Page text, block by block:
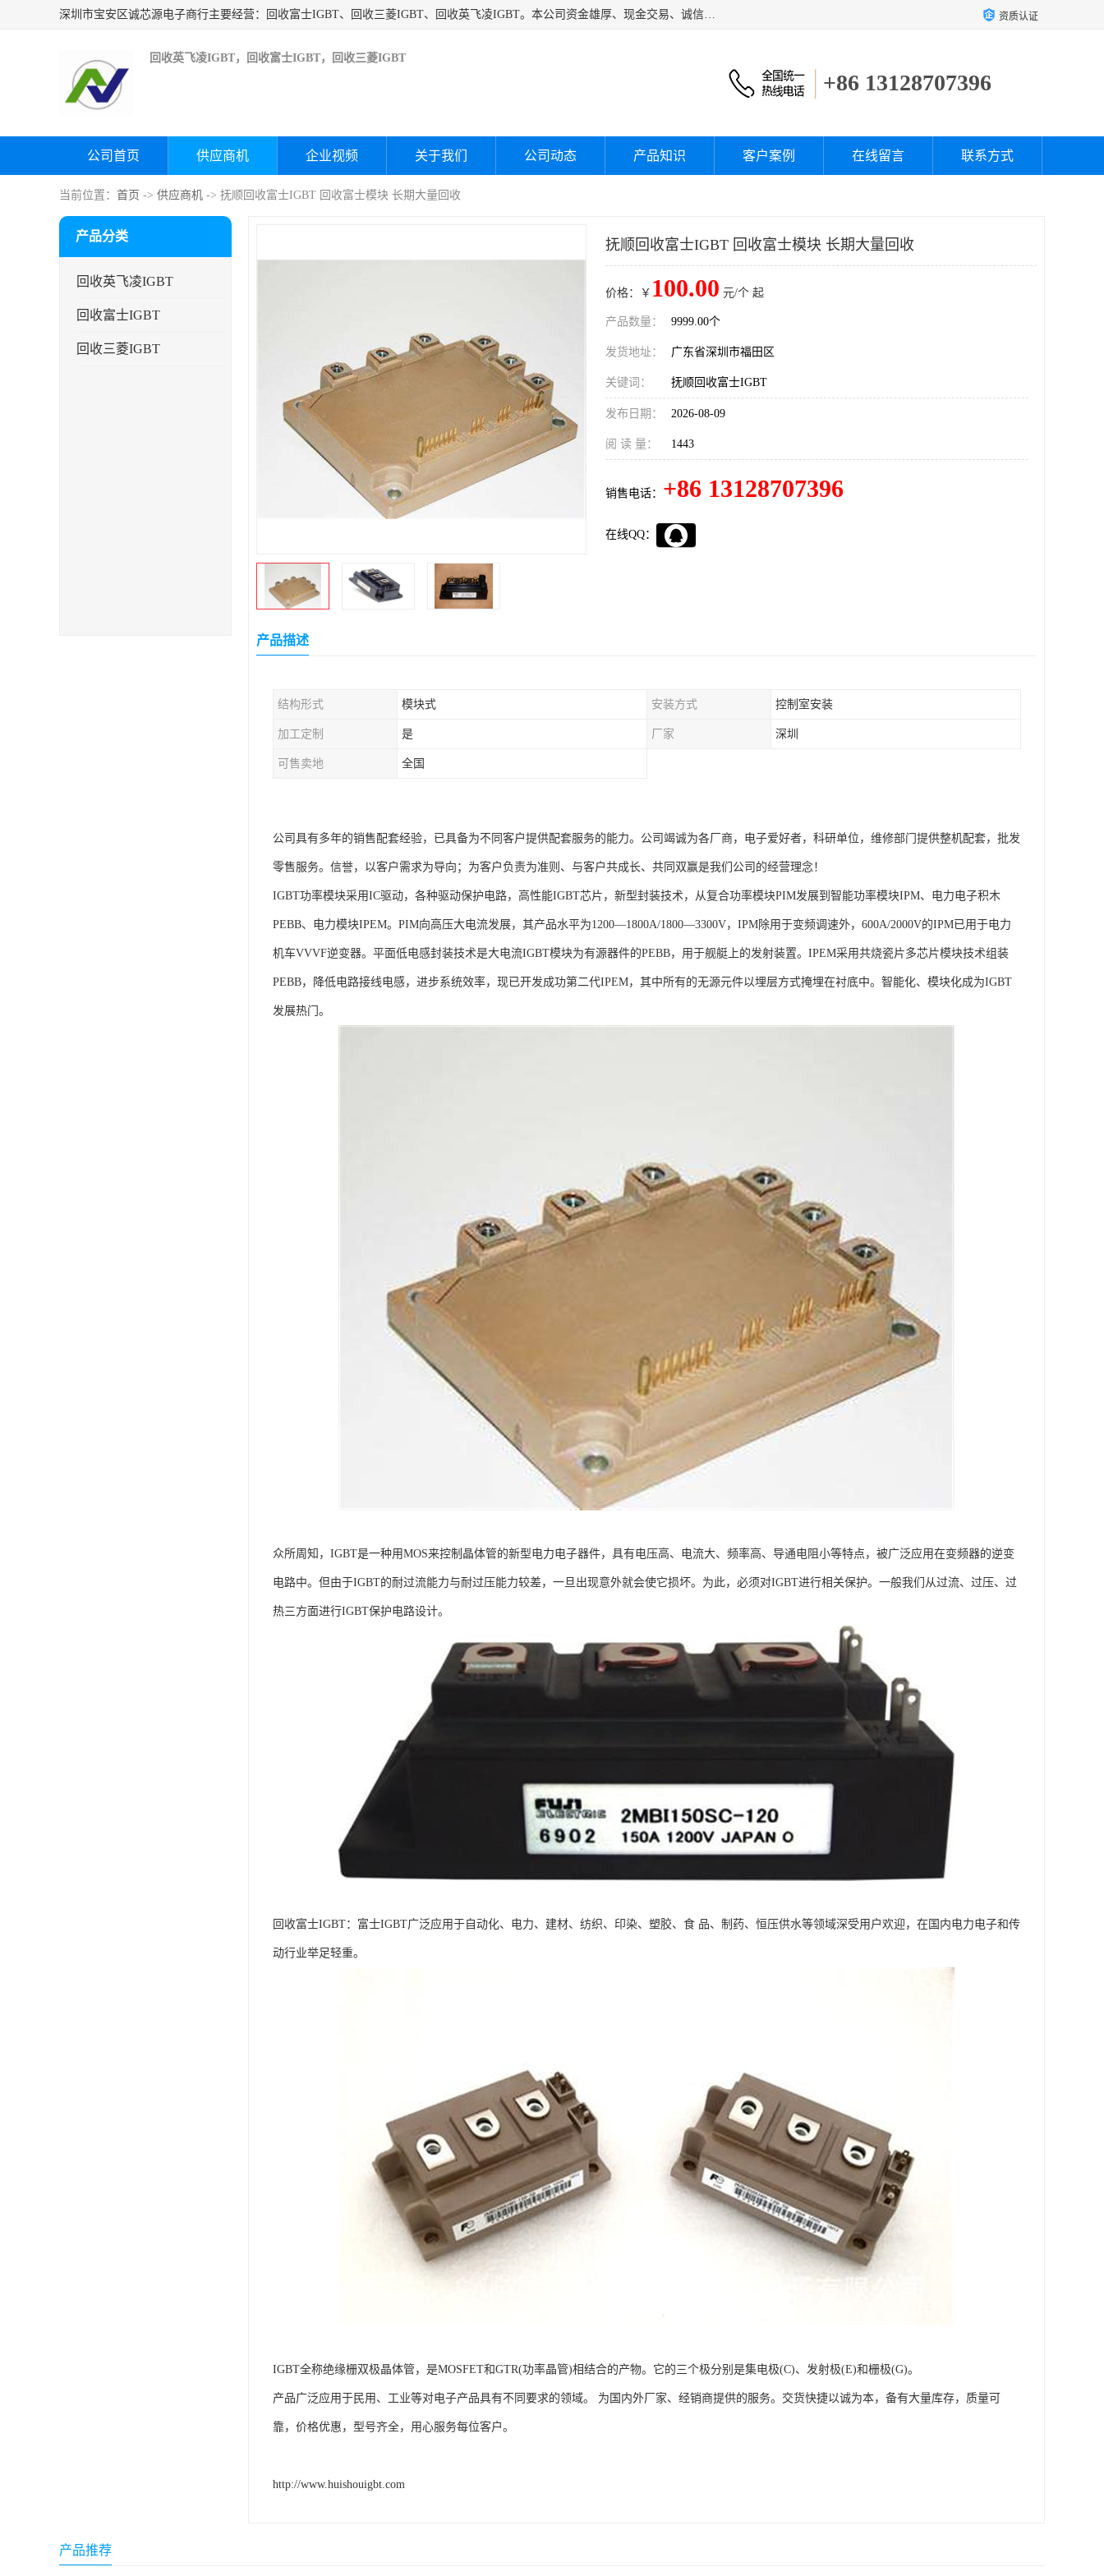
深圳市宝安区诚芯源电子商行主要经营：回收富士IGBT、回收三菱IGBT、回收英飞凌IGBT。本公司资金雄厚、现金交易、诚信待人，经过不断的探索和发展，已形成完善的评估、采购，从而为客户提供快捷价优的库存处理服务，迅速为客户消化库存，回笼资金。 资质认证
回收英飞凌IGBT，回收富士IGBT，回收三菱IGBT
+86 13128707396
公司首页 供应商机 企业视频 关于我们 公司动态 产品知识 客户案例 在线留言 联系方式
当前位置： 首页 -> 供应商机 -> 抚顺回收富士IGBT 回收富士模块 长期大量回收
产品分类
回收英飞凌IGBT
回收富士IGBT
回收三菱IGBT
抚顺回收富士IGBT 回收富士模块 长期大量回收
价格：￥ 100.00 元/个 起
产品数量： 9999.00个
发货地址： 广东省深圳市福田区
关键词： 抚顺回收富士IGBT
发布日期： 2026-08-09
阅 读 量： 1443
销售电话： +86 13128707396
在线QQ：
产品描述
结构形式 模块式 安装方式 控制室安装
加工定制 是 厂家 深圳
可售卖地 全国
公司具有多年的销售配套经验，已具备为不同客户提供配套服务的能力。公司竭诚为各厂商，电子爱好者，科研单位，维修部门提供整机配套，批发
零售服务。信誉，以客户需求为导向；为客户负责为准则、与客户共成长、共同双赢是我们公司的经营理念！
IGBT功率模块采用IC驱动，各种驱动保护电路，高性能IGBT芯片，新型封装技术，从复合功率模块PIM发展到智能功率模块IPM、电力电子积木
PEBB、电力模块IPEM。PIM向高压大电流发展，其产品水平为1200—1800A/1800—3300V，IPM除用于变频调速外，600A/2000V的IPM已用于电力
机车VVVF逆变器。平面低电感封装技术是大电流IGBT模块为有源器件的PEBB，用于舰艇上的发射装置。IPEM采用共烧瓷片多芯片模块技术组装
PEBB，降低电路接线电感，进步系统效率，现已开发成功第二代IPEM，其中所有的无源元件以埋层方式掩埋在衬底中。智能化、模块化成为IGBT
发展热门。
众所周知，IGBT是一种用MOS来控制晶体管的新型电力电子器件，具有电压高、电流大、频率高、导通电阻小等特点，被广泛应用在变频器的逆变
电路中。但由于IGBT的耐过流能力与耐过压能力较差，一旦出现意外就会使它损坏。为此，必须对IGBT进行相关保护。一般我们从过流、过压、过
热三方面进行IGBT保护电路设计。
回收富士IGBT：富士IGBT广泛应用于自动化、电力、建材、纺织、印染、塑胶、食 品、制药、恒压供水等领域深受用户欢迎，在国内电力电子和传
动行业举足轻重。
IGBT全称绝缘栅双极晶体管，是MOSFET和GTR(功率晶管)相结合的产物。它的三个极分别是集电极(C)、发射极(E)和栅极(G)。
产品广泛应用于民用、工业等对电子产品具有不同要求的领域。 为国内外厂家、经销商提供的服务。交货快捷以诚为本，备有大量库存，质量可
靠，价格优惠，型号齐全，用心服务每位客户。
http://www.huishouigbt.com
产品推荐